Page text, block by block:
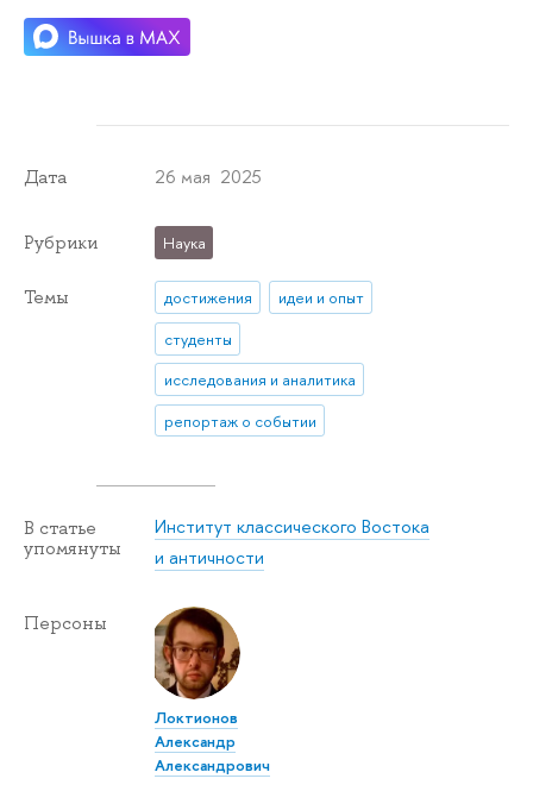
Дата 26 мая 2025
Рубрики Наука
Темы достижения
идеи и опыт
студенты
исследования и аналитика
репортаж о событии
В статье
упомянуты
Институт классического Востока
и античности
Персоны
Локтионов
Александр
Александрович